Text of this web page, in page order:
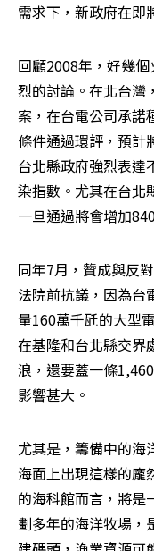
需求下，新政府在即
回顧2008年，好幾
烈的討論。在北台灣
案，在台電公司承諾
條件通過環評，預計
台北縣政府強烈表達
染指數。尤其在台北
一旦通過將會增加
同年7月，贊成與反
法院前抗議，因為台
量160萬千瓩的大型
在基隆和台北縣交界
浪，還要蓋一條
影響甚大。
尤其是，籌備中的海
海面上出現這樣的龐
的海科館而言，將是
劃多年的海洋牧場，